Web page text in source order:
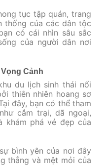
tục tập quán, trang
thống của các dân tộc
có cái nhìn sâu sắc
của người dân nơi
Cảnh
du lịch sinh thái nổi
thiên nhiên hoang sơ
đây, bạn có thể tham
cắm trại, dã ngoại,
khám phá vẻ đẹp của
bình yên của nơi đây
thẳng và mệt mỏi của